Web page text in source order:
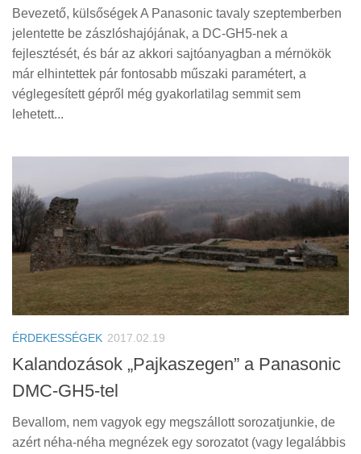
Bevezető, külsőségek A Panasonic tavaly szeptemberben
jelentette be zászlóshajójának, a DC-GH5-nek a
fejlesztését, és bár az akkori sajtóanyagban a mérnökök
már elhintettek pár fontosabb műszaki paramétert, a
véglegesített gépről még gyakorlatilag semmit sem
lehetett...
ÉRDEKESSÉGEK 2017.02.19
Kalandozások „Pajkaszegen” a Panasonic
DMC-GH5-tel
Bevallom, nem vagyok egy megszállott sorozatjunkie, de
azért néha-néha megnézek egy sorozatot (vagy legalábbis